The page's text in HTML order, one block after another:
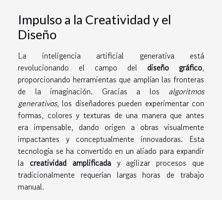
Impulso a la Creatividad y el
Diseño
La inteligencia artificial generativa está
revolucionando el campo del diseño gráfico,
proporcionando herramientas que amplían las fronteras
de la imaginación. Gracias a los algoritmos
generativos, los diseñadores pueden experimentar con
formas, colores y texturas de una manera que antes
era impensable, dando origen a obras visualmente
impactantes y conceptualmente innovadoras. Esta
tecnología se ha convertido en un aliado para expandir
la creatividad amplificaday agilizar procesos que
tradicionalmente requerían largas horas de trabajo
manual.